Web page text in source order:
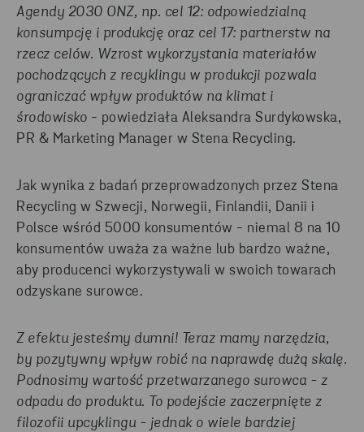
Agendy 2030 ONZ, np. cel 12: odpowiedzialną
konsumpcję i produkcję oraz cel 17: partnerstw na
rzecz celów. Wzrost wykorzystania materiałów
pochodzących z recyklingu w produkcji pozwala
ograniczać wpływ produktów na klimat i
środowisko - powiedziała Aleksandra Surdykowska,
PR & Marketing Manager w Stena Recycling.
Jak wynika z badań przeprowadzonych przez Stena
Recycling w Szwecji, Norwegii, Finlandii, Danii i
Polsce wśród 5000 konsumentów - niemal 8 na 10
konsumentów uważa za ważne lub bardzo ważne,
aby producenci wykorzystywali w swoich towarach
odzyskane surowce.
Z efektu jesteśmy dumni! Teraz mamy narzędzia,
by pozytywny wpływ robić na naprawdę dużą skalę.
Podnosimy wartość przetwarzanego surowca - z
odpadu do produktu. To podejście zaczerpnięte z
filozofii upcyklingu - jednak o wiele bardziej